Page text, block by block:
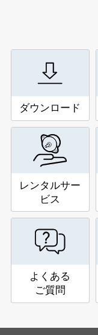
ダウンロード
レンタルサー
ビス
よくある
ご質問